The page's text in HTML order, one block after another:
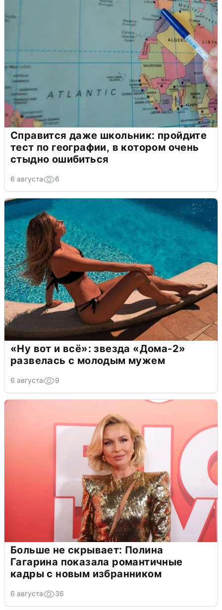
Справится даже школьник: пройдите
тест по географии, в котором очень
стыдно ошибиться
6 августа 6
«Ну вот и всё»: звезда «Дома-2»
развелась с молодым мужем
6 августа 9
Больше не скрывает: Полина
Гагарина показала романтичные
кадры с новым избранником
6 августа 36